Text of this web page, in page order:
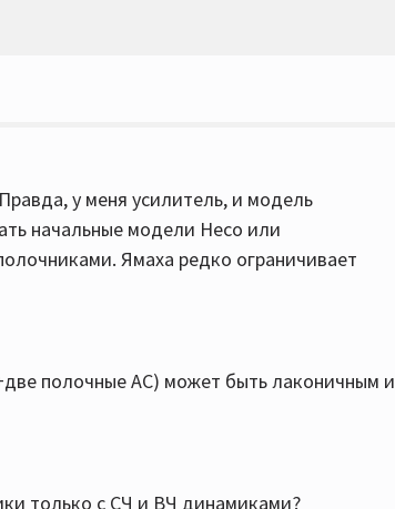
у меня усилитель, и модель
начальные модели Heco или
Ямаха редко ограничивает
полочные АС) может быть лаконичным и
только с СЧ и ВЧ динамиками?